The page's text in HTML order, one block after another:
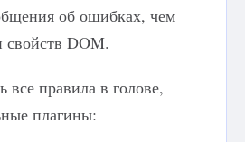
об ошибках, чем
DOM.
все правила в голове,
плагины: